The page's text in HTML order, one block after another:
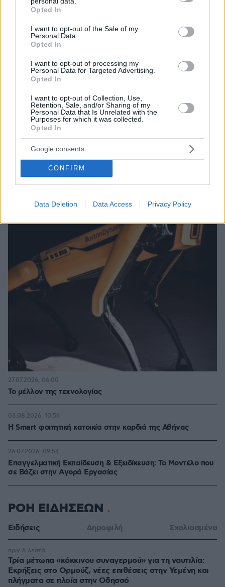
grant or deny consent to Google and its third-party tags to
use your data for below specified purposes in below Google
consent section.
Opted In
I want to opt-out of the Sale of my
Personal Data.
Opted In
I want to opt-out of processing my
Personal Data for Targeted Advertising.
Opted In
I want to opt-out of Collection, Use,
Retention, Sale, and/or Sharing of my
Personal Data that Is Unrelated with the
Purposes for which it was collected.
Opted In
Google consents
CONFIRM
Data Deletion Data Access Privacy Policy
Thema Insights
Το μέλλον της τεχνολογίας
27.07.2026, 06:00
Η Smart φοιτητική κατοικία στην καρδιά της Αθήνας
03.08.2026, 10:56
Επαγγελματική Εκπαίδευση & Εξειδίκευση: Το Mοντέλο που
σε Bάζει στην Aγορά Eργασίας
26.07.2026, 09:54
και μάθετε πρώτοι όλες τις ειδήσεις
και τον Κόσμο, τη στιγμή που συμβαίνουν, στο
Protothema.gr
ΡΟΗ ΕΙΔΗΣΕΩΝ
Ειδήσεις Δημοφιλή Σχολιασμένα
Τρία μέτωπα «κόκκινου συναγερμού» για τη ναυτιλία:
Εκρήξεις στο Ορμούζ, νέες επιθέσεις στην Υεμένη και
πλήγματα σε πλοία στην Οδησσό
πριν 6 λεπτά